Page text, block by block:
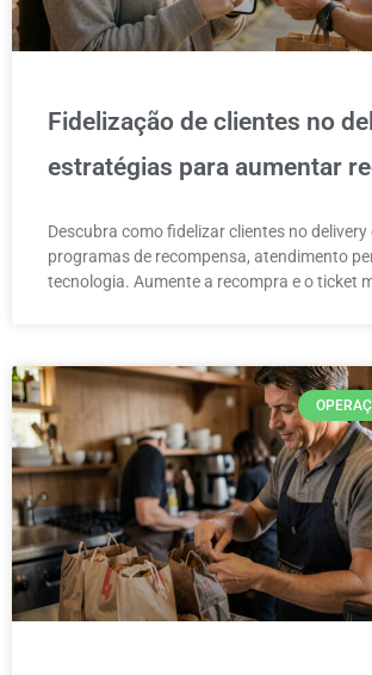
Fidelização de clientes no
estratégias para aumentar
Descubra como fidelizar clientes no delivery
programas de recompensa, atendimento
tecnologia. Aumente a recompra e o ticket